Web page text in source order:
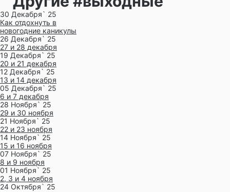
30 Декабря` 25
Как отдохнуть в
новогодние каникулы
26 Декабря` 25
27 и 28 декабря
19 Декабря` 25
20 и 21 декабря
12 Декабря` 25
13 и 14 декабря
05 Декабря` 25
6 и 7 декабря
28 Ноября` 25
29 и 30 ноября
21 Ноября` 25
22 и 23 ноября
14 Ноября` 25
15 и 16 ноября
07 Ноября` 25
8 и 9 ноября
01 Ноября` 25
2, 3 и 4 ноября
24 Октября` 25